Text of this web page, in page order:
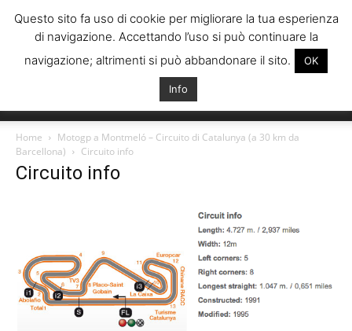
Italiani
Home
Motogp a Montmeló – Circuito di Catalunya (a 30 km da
Barcellona)
Circuito info
Circuito info
Questo sito fa uso di cookie per migliorare la tua esperienza
di navigazione. Accettando l’uso si può continuare la
navigazione; altrimenti si può abbandonare il sito.
OK
Info